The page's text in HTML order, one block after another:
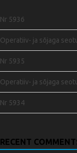
Nr 5936
Operatiiv- ja sõjaga
Nr 5935
Operatiiv- ja sõjaga
Nr 5934
RECENT